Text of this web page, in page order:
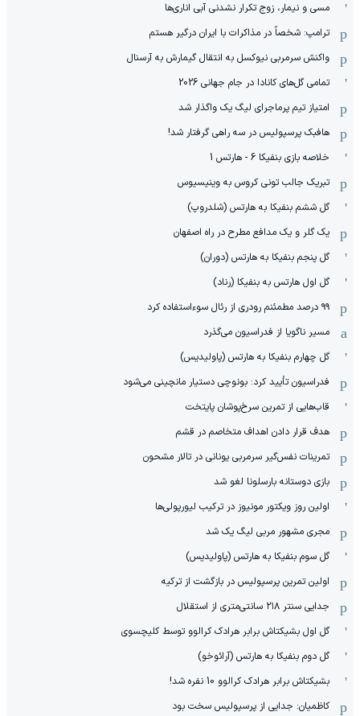
مسی و نیمار، زوج تکرار نشدنی آبی اناری‌ها
ترامپ: شخصاً در مذاکرات با ایران درگیر هستم
واکنش سرمربی نیوکسل به انتقال گیمارش به آرسنال
تمامی گل‌های کانادا در جام جهانی 2026
امتیاز تیم پرماجرای لیگ یک واگذار شد
هافبک پرسپولیس در سه راهی گرفتار شد!
خلاصه بازی بنفیکا 6 - هارتس 1
تبریک جالب تونی کروس به وینیسیوس
گل ششم بنفیکا به هارتس (شلدروپ)
یک گلر و یک مدافع مطرح در راه اصفهان
گل پنجم بنفیکا به هارتس (دوران)
گل اول هارتس به بنفیکا (رناد)
۹۹ درصد مطمئنم رودری از رئال سوءاستفاده کرد
مسیر ناگویا از فدراسیون می‌گذرد
گل چهارم بنفیکا به هارتس (پاولیدیس)
فدراسیون تأیید کرد: بونوچی دستیار مانچینی می‌شود
قاب‌هایی از تمرین سرخ‌پوشان پایتخت
هدف قرار دادن اهداف متخاصم در قشم
‏تمرینات نفس‌گیر سرمربی یونانی در تالار مشحون
بازی دوستانه بارسلونا لغو شد
اولین روز ویکتور مونیوز در ترکیب لیورپولی‌ها
مجری مشهور مربی لیگ یک شد
گل سوم بنفیکا به هارتس (پاولیدیس)
اولین تمرین پرسپولیس در بازگشت از ترکیه
جدایی سنتر ۲۱۸ سانتی‌متری از استقلال
گل اول بشیکتاش برابر هرادک کرالوو توسط کلیچسوی
گل دوم بنفیکا به هارتس (آرائوخو)
بشیکتاش برابر هرادک کرالوو 10 نفره شد!
کاظمیان: جدایی از پرسپولیس سخت بود